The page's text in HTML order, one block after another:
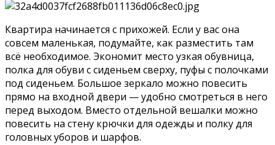
Квартира начинается с прихожей. Если у вас она
совсем маленькая, подумайте, как разместить там
всё необходимое. Экономит место узкая обувница,
полка для обуви с сиденьем сверху, пуфы с полочками
под сиденьем. Большое зеркало можно повесить
прямо на входной двери — удобно смотреться в него
перед выходом. Вместо отдельной вешалки можно
повесить на стену крючки для одежды и полку для
головных уборов и шарфов.